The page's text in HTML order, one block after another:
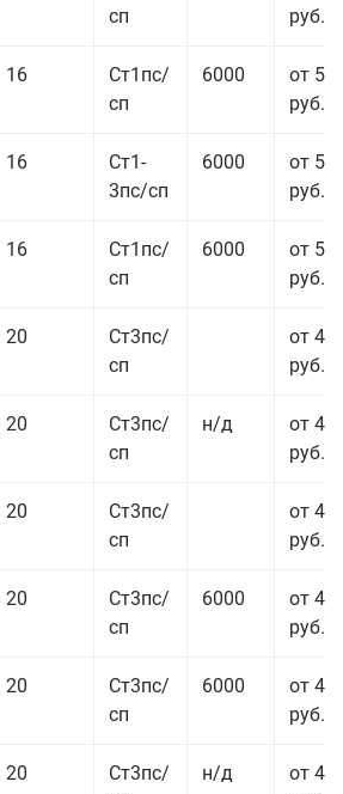
сп
руб.
16
Ст1пс/
сп
6000
от 53
руб.
16
Ст1-
3пс/сп
6000
от 55
руб.
16
Ст1пс/
сп
6000
от 55
руб.
20
Ст3пс/
сп
от 44
руб.
20
Ст3пс/
сп
н/д
от 44
руб.
20
Ст3пс/
сп
от 45
руб.
20
Ст3пс/
сп
6000
от 45
руб.
20
Ст3пс/
сп
6000
от 44
руб.
20
Ст3пс/
н/д
от 42